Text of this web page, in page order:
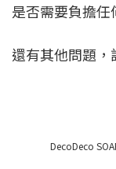
是否需要負擔任
還有其他問題，
DecoDeco